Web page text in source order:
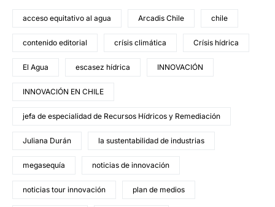
acceso equitativo al agua Arcadis Chile chile
contenido editorial crísis climática Crísis hídrica
El Agua escasez hídrica INNOVACIÓN
INNOVACIÓN EN CHILE
jefa de especialidad de Recursos Hídricos y Remediación
Juliana Durán la sustentabilidad de industrias
megasequía noticias de innovación
noticias tour innovación plan de medios